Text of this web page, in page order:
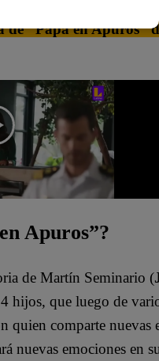
de “Papá en
Apuros”?
de Martín Seminario (
hijos, que luego de
quien comparte nuevas
nuevas emociones en